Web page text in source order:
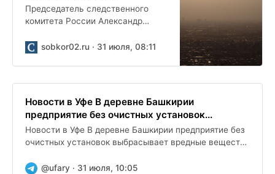
Председатель следственного
комитета России Александр
расследовании уголовного дела,
sobkor02.ru · 31 июля, 08:11
Новости в Уфе В деревне Башкирии
предприятие без очистных установок...
Новости в Уфе В деревне Башкирии предприятие без
очистных установок выбрасывает вредные вещества
@ufary · 31 июля, 10:05